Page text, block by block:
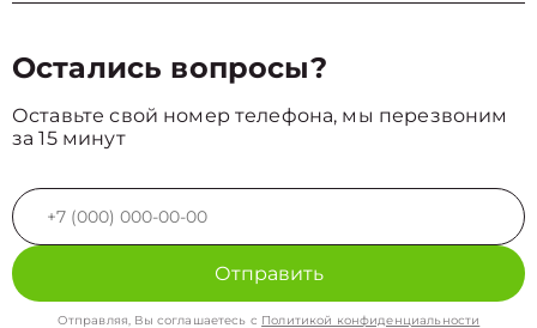
Остались вопросы?
Оставьте свой номер телефона, мы перезвоним
за 15 минут
Отправить
Отправляя, Вы соглашаетесь с Политикой конфиденциальности